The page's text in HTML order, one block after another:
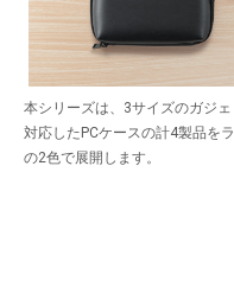
本シリーズは、3サイズのガジ
対応したPCケースの計4製品を
の2色で展開します。